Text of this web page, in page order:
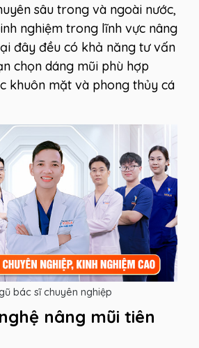
sâu trong và ngoài nước,
nghiệm trong lĩnh vực nâng
đây đều có khả năng tư vấn
chọn dáng mũi phù hợp
khuôn mặt và phong thủy cá
bác sĩ chuyên nghiệp
nâng mũi tiên